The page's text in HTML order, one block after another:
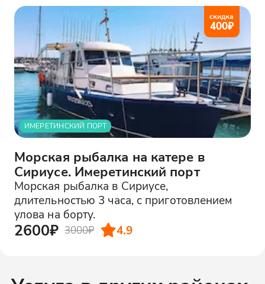
скидка
400₽
ИМЕРЕТИНСКИЙ ПОРТ
Морская рыбалка на катере в
Сириусе. Имеретинский порт
Морская рыбалка в Сириусе,
длительностью 3 часа, с приготовлением
улова на борту.
2600₽ 3000₽ 4.9